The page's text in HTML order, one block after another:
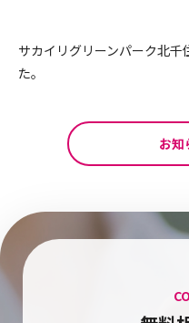
サカイリグリーンパーク北
た。
お知